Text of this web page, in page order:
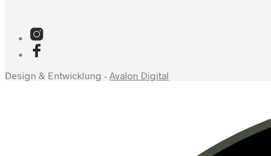
Design & Entwicklung - Avalon Digital